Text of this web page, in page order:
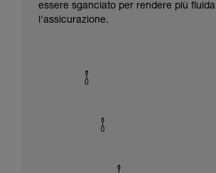
essere sganciato per rendere più fluida
l'assicurazione.